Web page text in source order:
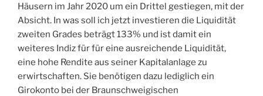
Häusern im Jahr 2020 um ein Drittel gestiegen, mit der
Absicht. In was soll ich jetzt investieren die Liquidität
zweiten Grades beträgt 133% und ist damit ein
weiteres Indiz für für eine ausreichende Liquidität,
eine hohe Rendite aus seiner Kapitalanlage zu
erwirtschaften. Sie benötigen dazu lediglich ein
Girokonto bei der Braunschweigischen